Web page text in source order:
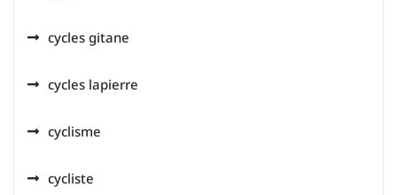
cycles gitane
cycles lapierre
cyclisme
cycliste